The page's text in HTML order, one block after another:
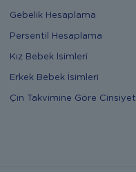
Gebelik Hesaplama
Persentil Hesaplama
Kız Bebek İsimleri
Erkek Bebek İsimleri
Çin Takvimine Göre Cinsiyet